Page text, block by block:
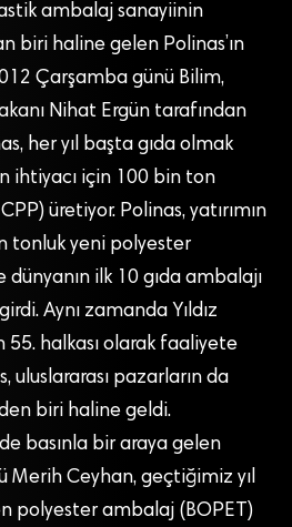
ambalaj sanayiinin
biri haline gelen Polinas’ın
Çarşamba günü Bilim,
Nihat Ergün tarafından
her yıl başta gıda olmak
ihtiyacı için 100 bin ton
üretiyor. Polinas, yatırımın
tonluk yeni polyester
ilk 10 gıda ambalajı
Aynı zamanda Yıldız
55. halkası olarak faaliyete
uluslararası pazarların da
biri haline geldi.
basınla bir araya gelen
Merih Ceyhan, geçtiğimiz yıl
polyester ambalaj (BOPET)